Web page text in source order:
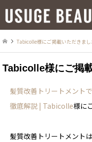
Tabicolle様にご掲載いただきまし
Tabicolle様にご掲
髪質改善トリートメント
徹底解説 | Tabicolle様に
髪質改善トリートメント